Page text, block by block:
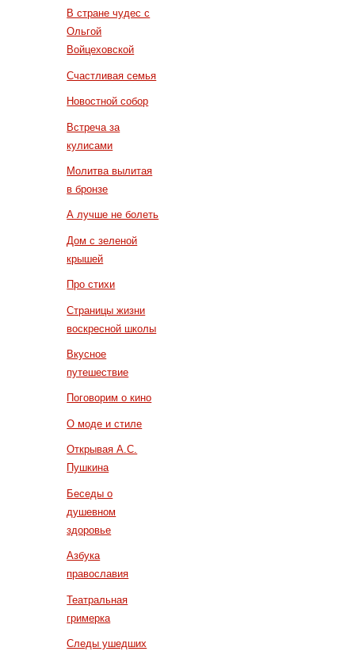
В стране чудес с
Ольгой
Войцеховской
Счастливая семья
Новостной собор
Встреча за
кулисами
Молитва вылитая
в бронзе
А лучше не болеть
Дом с зеленой
крышей
Про стихи
Страницы жизни
воскресной школы
Вкусное
путешествие
Поговорим о кино
О моде и стиле
Открывая А.С.
Пушкина
Беседы о
душевном
здоровье
Азбука
православия
Театральная
гримерка
Следы ушедших